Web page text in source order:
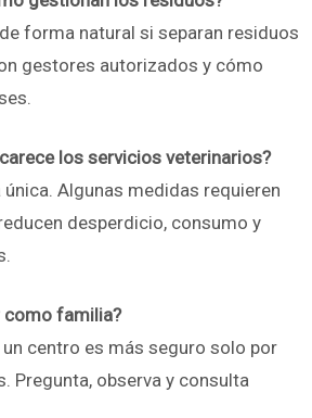
forma natural si separan residuos
gestores autorizados y cómo
los servicios veterinarios?
única. Algunas medidas requieren
desperdicio, consumo y
como familia?
centro es más seguro solo por
Pregunta, observa y consulta